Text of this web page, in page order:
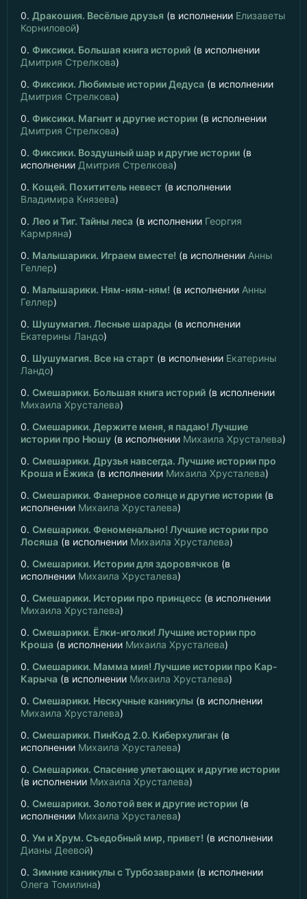
0. Дракошия. Весёлые друзья (в исполнении Елизаветы
Корниловой)
0. Фиксики. Большая книга историй (в исполнении
Дмитрия Стрелкова)
0. Фиксики. Любимые истории Дедуса (в исполнении
Дмитрия Стрелкова)
0. Фиксики. Магнит и другие истории (в исполнении
Дмитрия Стрелкова)
0. Фиксики. Воздушный шар и другие истории (в
исполнении Дмитрия Стрелкова)
0. Кощей. Похититель невест (в исполнении
Владимира Князева)
0. Лео и Тиг. Тайны леса (в исполнении Георгия
Кармряна)
0. Малышарики. Играем вместе! (в исполнении Анны
Геллер)
0. Малышарики. Ням-ням-ням! (в исполнении Анны
Геллер)
0. Шушумагия. Лесные шарады (в исполнении
Екатерины Ландо)
0. Шушумагия. Все на старт (в исполнении Екатерины
Ландо)
0. Смешарики. Большая книга историй (в исполнении
Михаила Хрусталева)
0. Смешарики. Держите меня, я падаю! Лучшие
истории про Нюшу (в исполнении Михаила Хрусталева)
0. Смешарики. Друзья навсегда. Лучшие истории про
Кроша и Ёжика (в исполнении Михаила Хрусталева)
0. Смешарики. Фанерное солнце и другие истории (в
исполнении Михаила Хрусталева)
0. Смешарики. Феноменально! Лучшие истории про
Лосяша (в исполнении Михаила Хрусталева)
0. Смешарики. Истории для здоровячков (в
исполнении Михаила Хрусталева)
0. Смешарики. Истории про принцесс (в исполнении
Михаила Хрусталева)
0. Смешарики. Ёлки-иголки! Лучшие истории про
Кроша (в исполнении Михаила Хрусталева)
0. Смешарики. Мамма мия! Лучшие истории про Кар-
Карыча (в исполнении Михаила Хрусталева)
0. Смешарики. Нескучные каникулы (в исполнении
Михаила Хрусталева)
0. Смешарики. ПинКод 2.0. Киберхулиган (в
исполнении Михаила Хрусталева)
0. Смешарики. Спасение улетающих и другие истории
(в исполнении Михаила Хрусталева)
0. Смешарики. Золотой век и другие истории (в
исполнении Михаила Хрусталева)
0. Ум и Хрум. Съедобный мир, привет! (в исполнении
Дианы Деевой)
0. Зимние каникулы с Турбозаврами (в исполнении
Олега Томилина)